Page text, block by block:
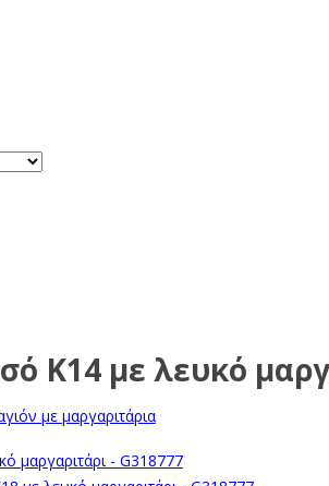
Κ14 με λευκό
με μαργαριτάρια